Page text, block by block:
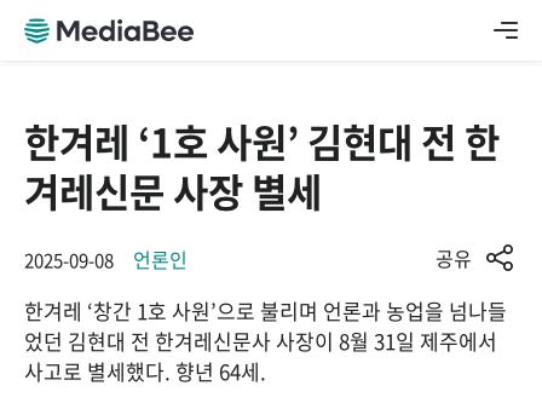
한겨레 ‘1호 사원’ 김현대 전 한
겨레신문 사장 별세
2025-09-08 언론인 공유
한겨레 ‘창간 1호 사원’으로 불리며 언론과 농업을 넘나들
었던 김현대 전 한겨레신문사 사장이 8월 31일 제주에서
사고로 별세했다. 향년 64세.